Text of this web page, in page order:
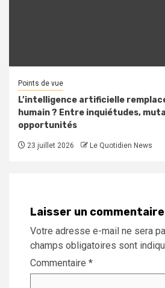
Points de vue
L’intelligence artificielle
humain ? Entre inquiétudes,
opportunités
23 juillet 2026 Le Quotidien News
Laisser un commentaire
Votre adresse e-mail ne sera
champs obligatoires sont
Commentaire *